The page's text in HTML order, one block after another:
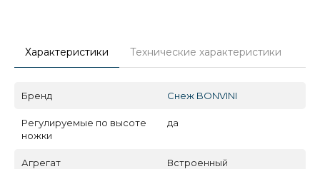
Характеристики Технические характеристики
Бренд Снеж BONVINI
Регулируемые по высоте
ножки
да
Агрегат Встроенный